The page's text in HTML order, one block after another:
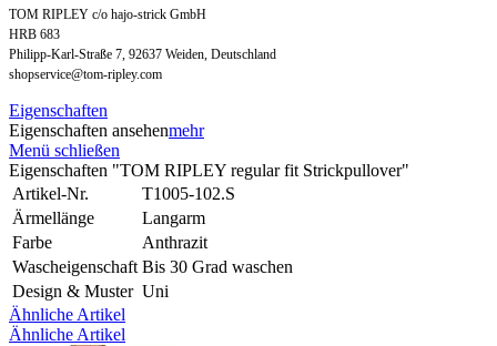
TOM RIPLEY c/o hajo-strick GmbH
HRB 683
Philipp-Karl-Straße 7, 92637 Weiden, Deutschland
shopservice@tom-ripley.com
Eigenschaften
Eigenschaften ansehenmehr
Menü schließen
Eigenschaften "TOM RIPLEY regular fit Strickpullover"
Artikel-Nr.
T1005-102.S
Ärmellänge
Langarm
Farbe
Anthrazit
Wascheigenschaft Bis 30 Grad waschen
Design & Muster Uni
Ähnliche Artikel
Ähnliche Artikel